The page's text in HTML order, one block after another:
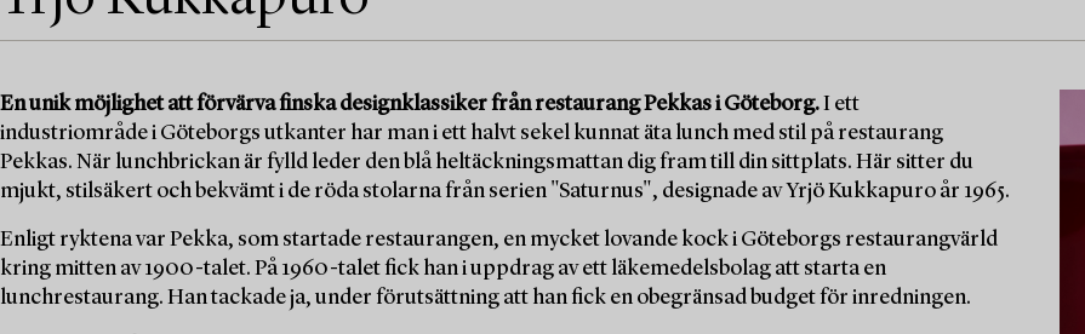
En unik möjlighet att förvärva finska designklassiker från restaurang Pekkas i Göteborg.I ett
industriområde i Göteborgs utkanter har man i ett halvt sekel kunnat äta lunch med stil på restaurang
Pekkas. När lunchbrickan är fylld leder den blå heltäckningsmattan dig fram till din sittplats. Här sitter du
mjukt, stilsäkert och bekvämt i de röda stolarna från serien "Saturnus", designade av Yrjö Kukkapuro år 1965.
Enligt ryktena var Pekka, som startade restaurangen, en mycket lovande kock i Göteborgs restaurangvärld
kring mitten av 1900-talet. På 1960-talet fick han i uppdrag av ett läkemedelsbolag att starta en
lunchrestaurang. Han tackade ja, under förutsättning att han fick en obegränsad budget för inredningen.